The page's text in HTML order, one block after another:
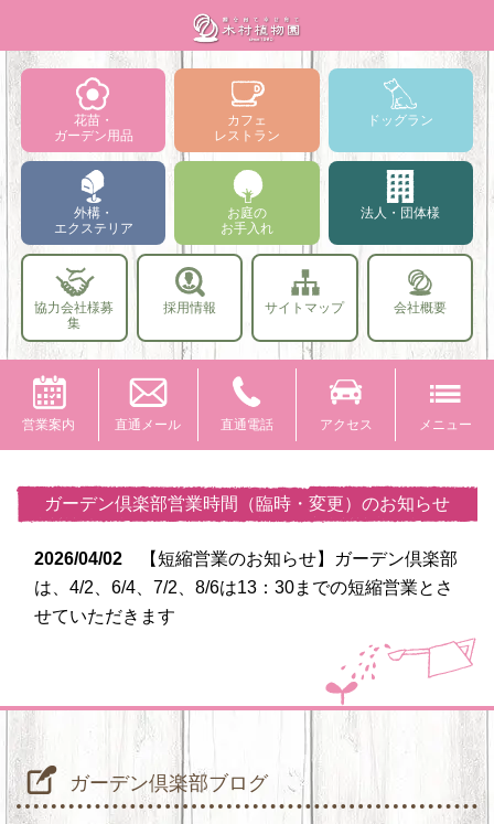
花苗・
ガーデン用品
カフェ
レストラン
ドッグラン
外構・
エクステリア
お庭の
お手入れ
法人・団体様
協力会社様募
集
採用情報 サイトマップ 会社概要
営業案内 直通メール 直通電話 アクセス メニュー
ガーデン倶楽部営業時間（臨時・変更）のお知らせ
2026/04/02
【短縮営業のお知らせ】ガーデン倶楽部
は、4/2、6/4、7/2、8/6は13：30までの短縮営業とさ
せていただきます
ガーデン倶楽部ブログ